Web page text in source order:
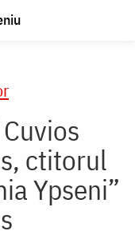
ctitorul
Ypseni”